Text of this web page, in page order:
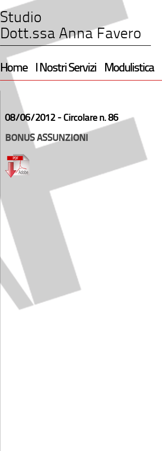
Studio
Dott.ssa Anna Favero
Home I Nostri Servizi Modulistica
08/06/2012 - Circolare n. 86
BONUS ASSUNZIONI